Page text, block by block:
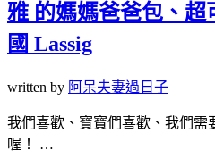
雅 的媽媽爸爸包、超
國 Lassig
written by 阿呆夫妻過日子
我們喜歡、寶寶們喜歡、我們需
喔！ …